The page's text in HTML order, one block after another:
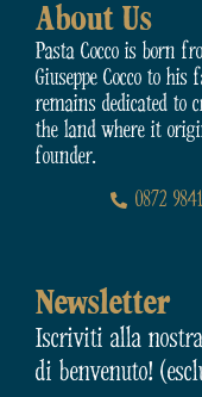
About Us
Pasta Cocco is born
Giuseppe Cocco to
remains dedicated to
the land where it
founder.
0872
Newsletter
Iscriviti alla
di benvenuto!